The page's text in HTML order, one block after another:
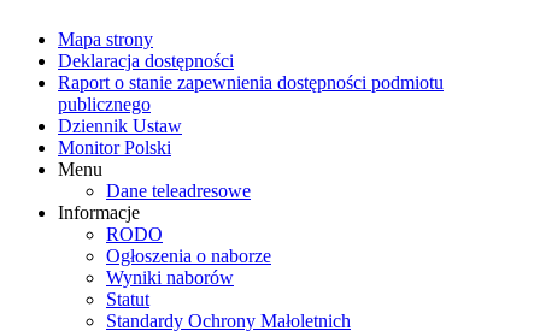
Mapa strony
Deklaracja dostępności
Raport o stanie zapewnienia dostępności podmiotu
publicznego
Dziennik Ustaw
Monitor Polski
Menu
Dane teleadresowe
Informacje
RODO
Ogłoszenia o naborze
Wyniki naborów
Statut
Standardy Ochrony Małoletnich